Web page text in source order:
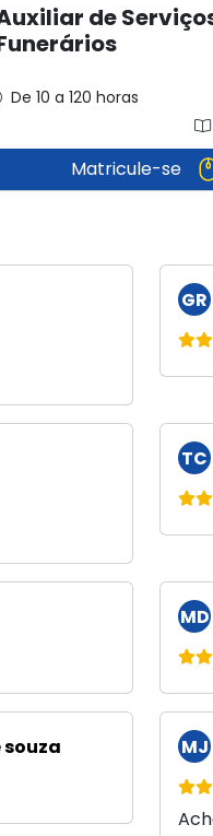
de
De 10 a 120 horas
Matricule-se
GR
TC
MD
souza MJ